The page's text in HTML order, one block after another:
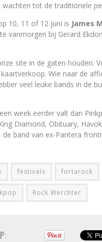
tot de traditionele
10, 11 of 12 juni is James
vanmorgen bij Gerard
site in de gaten houden.
Wie naar de
veel leuke bands in de
week eerder valt dan
Diamond, Obituary,
, de band van ex-Pantera
festivals fortarock
Rock Werchter